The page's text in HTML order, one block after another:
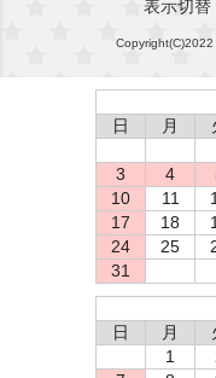
表示切替
日
月
3
4
10
11
17
18
24
25
31
日
月
1